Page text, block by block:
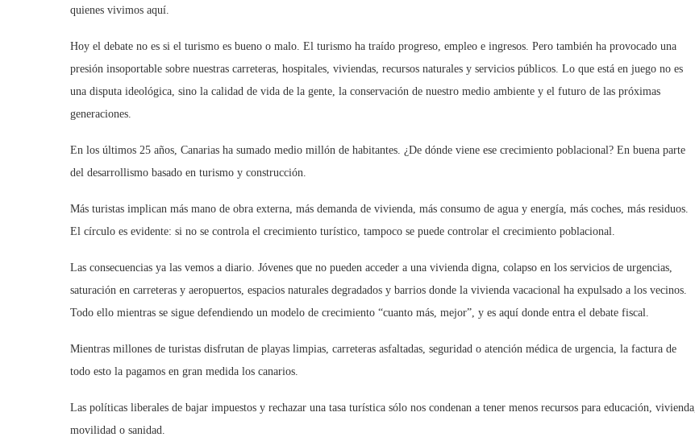
quienes vivimos aquí.
Hoy el debate no es si el turismo es bueno o malo. El turismo ha traído progreso, empleo e ingresos. Pero también ha provocado una
presión insoportable sobre nuestras carreteras, hospitales, viviendas, recursos naturales y servicios públicos. Lo que está en juego no es
una disputa ideológica, sino la calidad de vida de la gente, la conservación de nuestro medio ambiente y el futuro de las próximas
generaciones.
En los últimos 25 años, Canarias ha sumado medio millón de habitantes. ¿De dónde viene ese crecimiento poblacional? En buena parte
del desarrollismo basado en turismo y construcción.
Más turistas implican más mano de obra externa, más demanda de vivienda, más consumo de agua y energía, más coches, más residuos.
El círculo es evidente: si no se controla el crecimiento turístico, tampoco se puede controlar el crecimiento poblacional.
Las consecuencias ya las vemos a diario. Jóvenes que no pueden acceder a una vivienda digna, colapso en los servicios de urgencias,
saturación en carreteras y aeropuertos, espacios naturales degradados y barrios donde la vivienda vacacional ha expulsado a los vecinos.
Todo ello mientras se sigue defendiendo un modelo de crecimiento “cuanto más, mejor”, y es aquí donde entra el debate fiscal.
Mientras millones de turistas disfrutan de playas limpias, carreteras asfaltadas, seguridad o atención médica de urgencia, la factura de
todo esto la pagamos en gran medida los canarios.
Las políticas liberales de bajar impuestos y rechazar una tasa turística sólo nos condenan a tener menos recursos para educación, vivienda,
movilidad o sanidad.